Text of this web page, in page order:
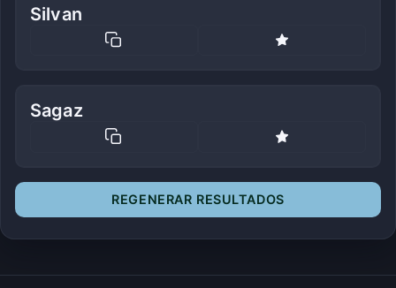
Silvan
Sagaz
REGENERAR RESULTADOS